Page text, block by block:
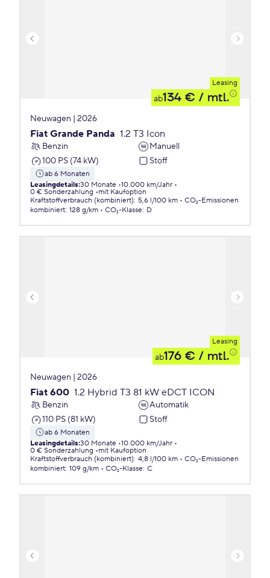
Leasing
ab134 € / mtl.
Neuwagen | 2026
Fiat Grande Panda 1.2 T3 Icon
Benzin
Manuell
100 PS (74 kW)
Stoff
ab 6 Monaten
Leasingdetails:30 Monate 10.000 km/Jahr
0 € Sonderzahlung
mit Kaufoption
Kraftstoffverbrauch (kombiniert): 5,6 l/100 km
CO₂-Emissionen
kombiniert: 128 g/km CO₂-Klasse: D
Leasing
ab176 € / mtl.
Neuwagen | 2026
Fiat 600 1.2 Hybrid T3 81 kW eDCT ICON
Benzin
Automatik
110 PS (81 kW)
Stoff
ab 6 Monaten
Leasingdetails:30 Monate 10.000 km/Jahr
0 € Sonderzahlung
mit Kaufoption
Kraftstoffverbrauch (kombiniert): 4,8 l/100 km
CO₂-Emissionen
kombiniert: 109 g/km CO₂-Klasse: C